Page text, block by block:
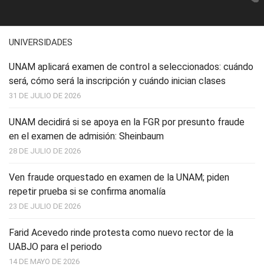
UNIVERSIDADES
UNAM aplicará examen de control a seleccionados: cuándo
será, cómo será la inscripción y cuándo inician clases
31 DE JULIO DE 2026
UNAM decidirá si se apoya en la FGR por presunto fraude
en el examen de admisión: Sheinbaum
28 DE JULIO DE 2026
Ven fraude orquestado en examen de la UNAM; piden
repetir prueba si se confirma anomalía
23 DE JULIO DE 2026
Farid Acevedo rinde protesta como nuevo rector de la
UABJO para el periodo
14 DE MAYO DE 2026